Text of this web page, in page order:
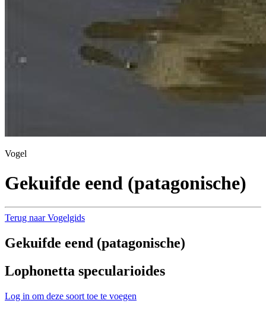
Vogel
Gekuifde eend (patagonische)
Terug naar Vogelgids
Gekuifde eend (patagonische)
Lophonetta specularioides
Log in om deze soort toe te voegen